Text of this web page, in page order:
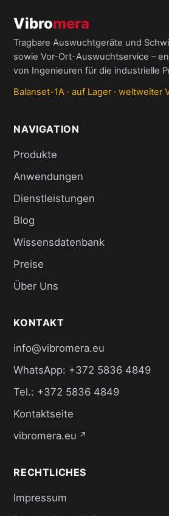
Vibromera
Tragbare Auswuchtgeräte und
sowie Vor-Ort-Auswuchtservice –
von Ingenieuren für die industrielle
Balanset-1A · auf Lager · weltweiter
NAVIGATION
Produkte
Anwendungen
Dienstleistungen
Blog
Wissensdatenbank
Preise
Über Uns
KONTAKT
info@vibromera.eu
WhatsApp: +372 5836 4849
Tel.: +372 5836 4849
Kontaktseite
vibromera.eu ↗
RECHTLICHES
Impressum